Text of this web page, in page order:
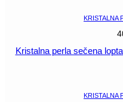
KRISTALNA
Kristalna perla sečena
KRISTALNA